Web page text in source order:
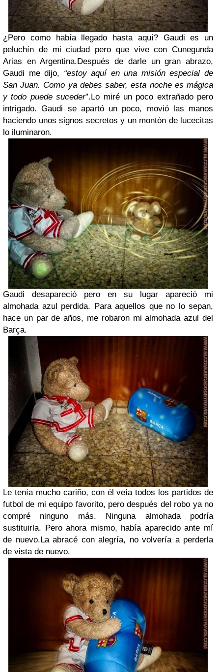
¿Pero como había llegado hasta aquí? Gaudi es un
peluchín de mi ciudad pero que vive con Cunegunda
Arias en Argentina.Después de darle un gran abrazo,
Gaudi me dijo, “estoy aquí en una misión especial de
San Juan. Como ya debes saber, esta noche es mágica
y todo puede suceder”.Lo miré un poco extrañado pero
intrigado. Gaudi se apartó un poco, movió las manos
haciendo unos signos secretos y un montón de lucecitas
lo iluminaron.
Gaudi desapareció pero en su lugar apareció mi
almohada azul perdida. Para aquellos que no lo sepan,
hace un par de años, me robaron mi almohada azul del
Barça.
Le tenía mucho cariño, con él veía todos los partidos de
futbol de mi equipo favorito, pero después del robo ya no
compré ninguno más. Ninguna almohada podría
sustituirla. Pero ahora mismo, había aparecido ante mí
de nuevo.La abracé con alegría, no volvería a perderla
de vista de nuevo.